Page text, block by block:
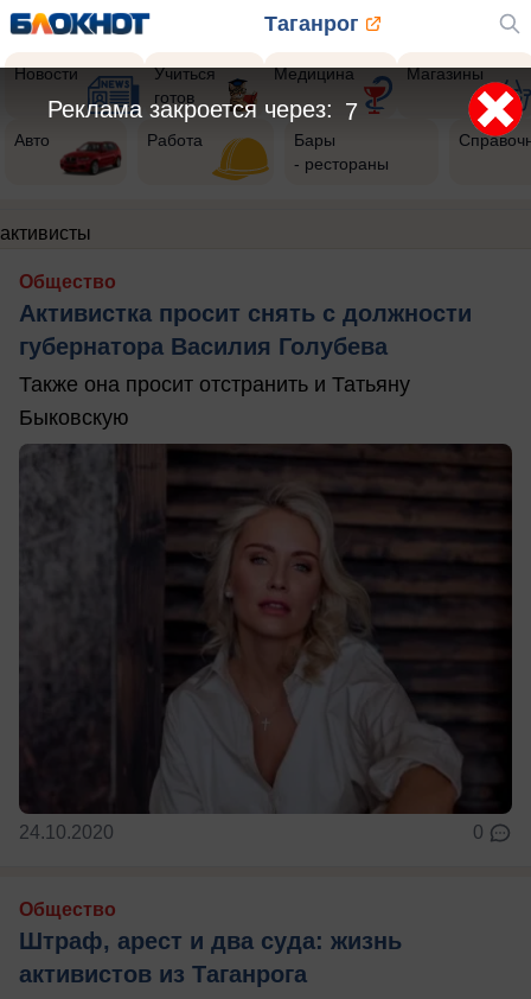
Таганрог
Новости
Учиться
готов
Медицина Магазины
Авто Работа
Бары
- рестораны
активисты
Общество
Активистка просит снять с должности
губернатора Василия Голубева
Также она просит отстранить и Татьяну
Быковскую
24.10.2020 0
Общество
Штраф, арест и два суда: жизнь
активистов из Таганрога
6
Реклама закроется через: